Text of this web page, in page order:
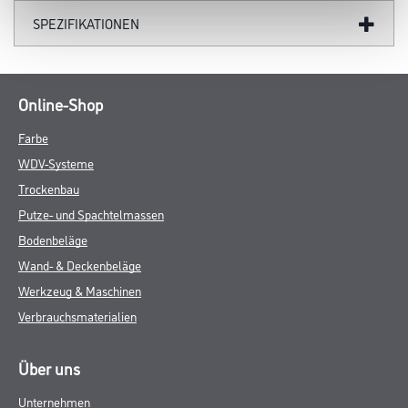
SPEZIFIKATIONEN
Online-Shop
Farbe
WDV-Systeme
Trockenbau
Putze- und Spachtelmassen
Bodenbeläge
Wand- & Deckenbeläge
Werkzeug & Maschinen
Verbrauchsmaterialien
Über uns
Unternehmen